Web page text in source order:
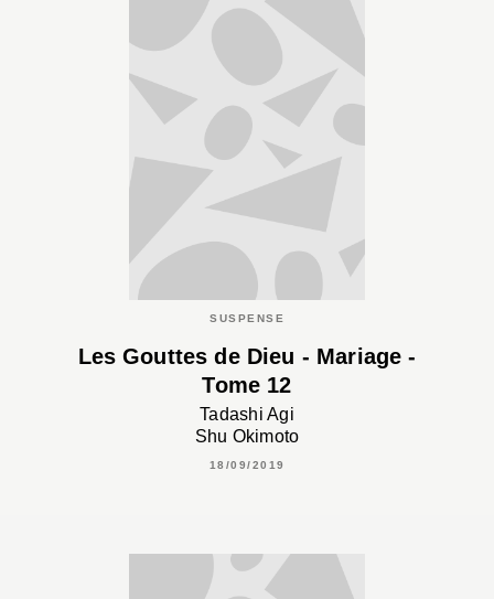
SUSPENSE
Les Gouttes de Dieu - Mariage -
Tome 12
Tadashi Agi
Shu Okimoto
18/09/2019